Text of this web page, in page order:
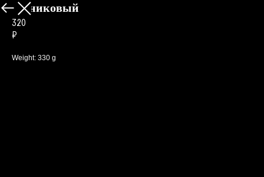
МенюФиниковый
320
₽
Weight: 330 g